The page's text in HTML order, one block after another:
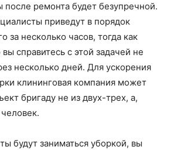
после ремонта будет безупречной.
приведут в порядок
за несколько часов, тогда как
справитесь с этой задачей не
несколько дней. Для ускорения
клининговая компания может
бригаду не из двух-трех, а,
будут заниматься уборкой, вы